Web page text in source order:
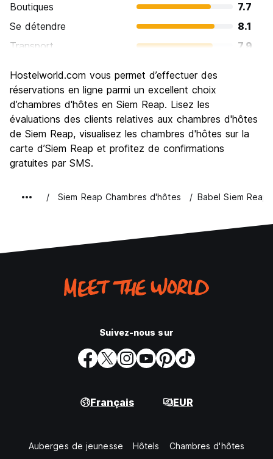
Boutiques
7.7
Se détendre
8.1
Transport
7.9
Culture
Sortir le soir / faire la fête
Bonnes affaires
8.4
Hostelworld.com vous permet d’effectuer des
réservations en ligne parmi un excellent choix
d’chambres d'hôtes en Siem Reap. Lisez les
évaluations des clients relatives aux chambres d'hôtes
de Siem Reap, visualisez les chambres d'hôtes sur la
carte d’Siem Reap et profitez de confirmations
gratuites par SMS.
Siem Reap Chambres d'hôtes Babel Siem Reap
Suivez-nous sur
Français EUR
Auberges de jeunesse Hôtels Chambres d'hôtes